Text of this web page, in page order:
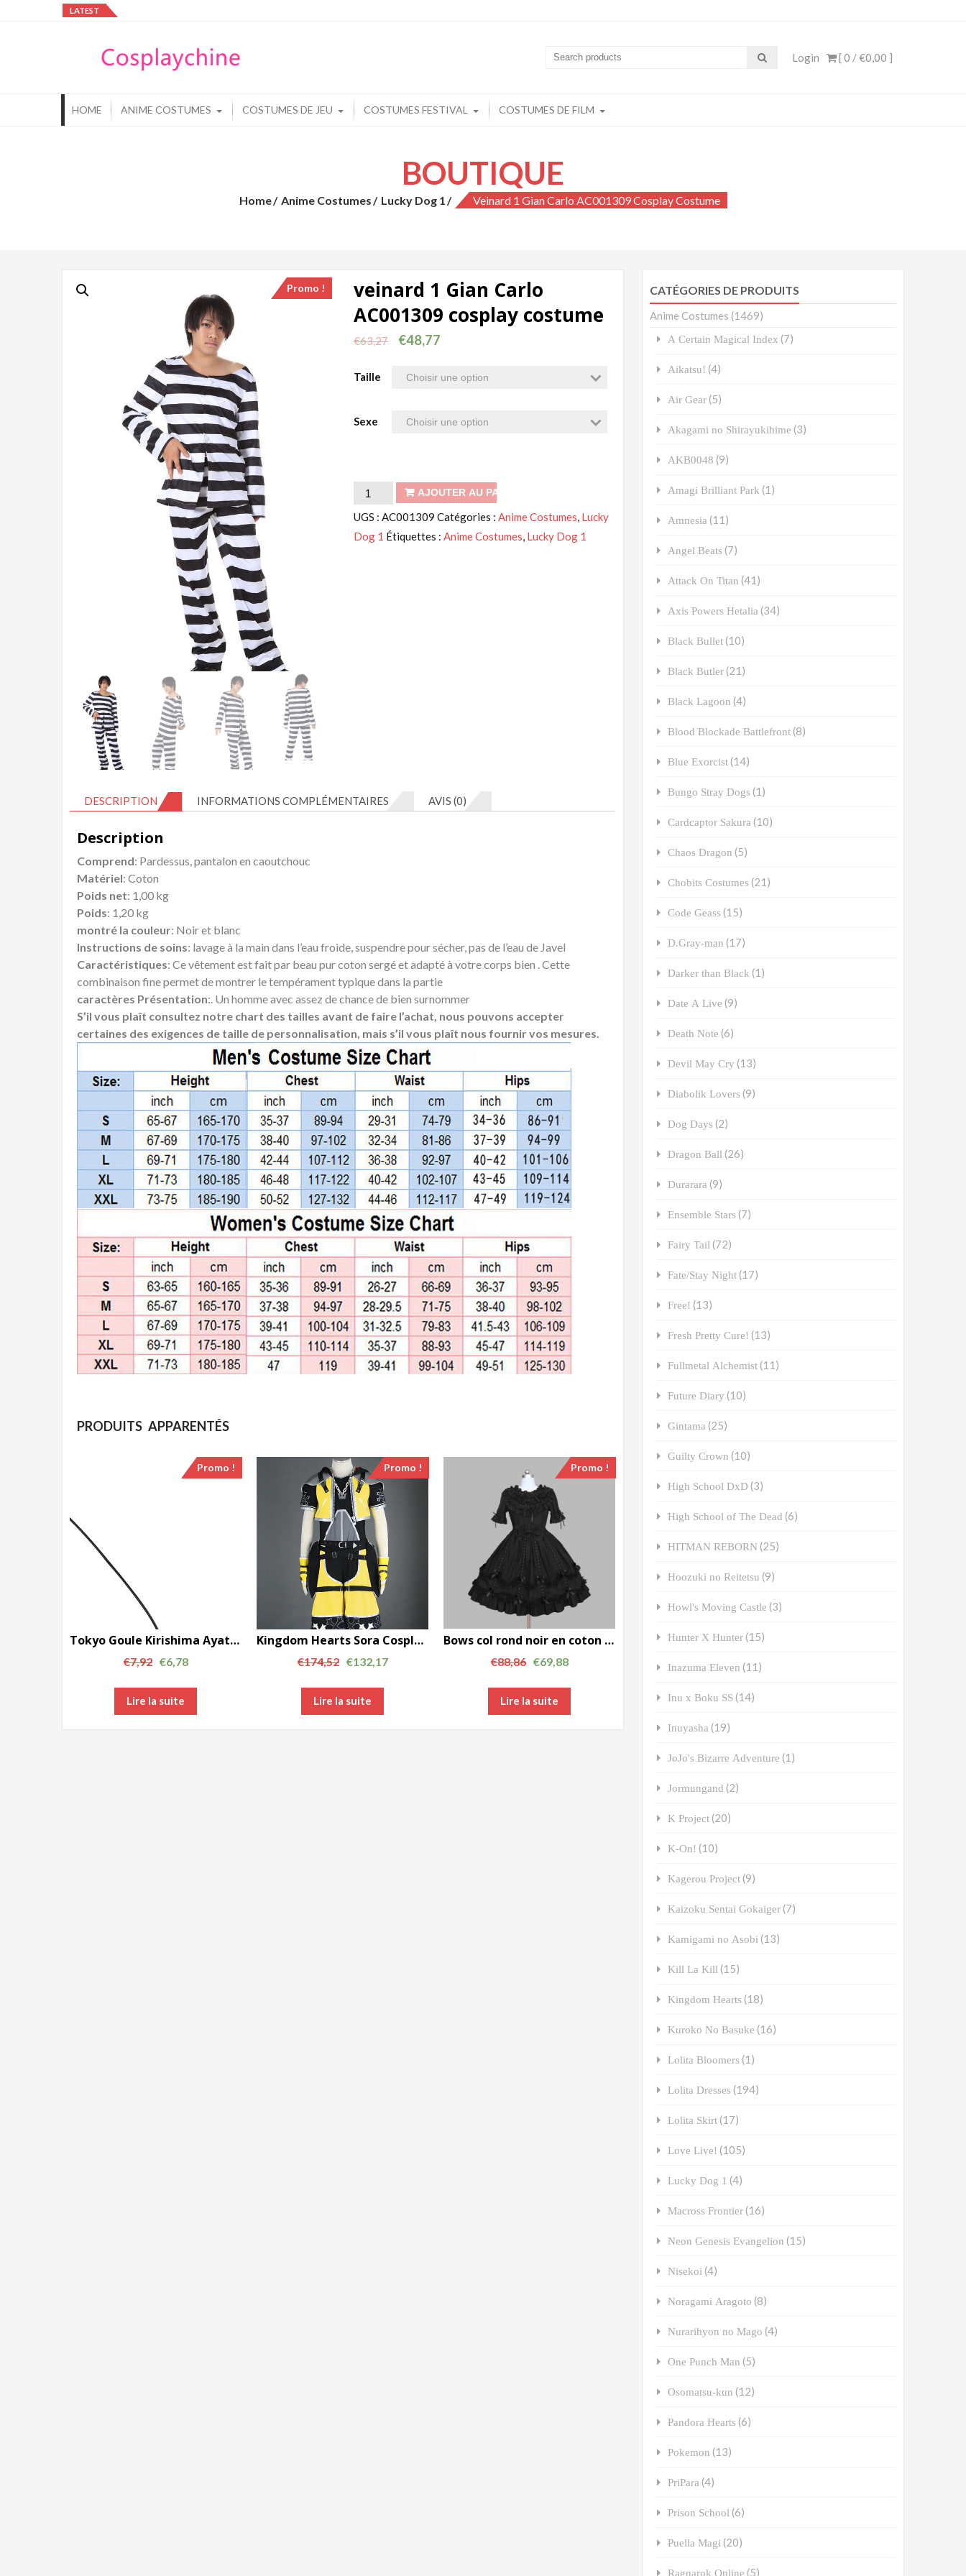
LATEST
[ 0 /€0,00 ]
Login
HOME ANIME COSTUMES COSTUMES DE JEU COSTUMES FESTIVAL COSTUMES DE FILM
BOUTIQUE
Home Anime Costumes Lucky Dog 1 Veinard 1 Gian Carlo AC001309 Cosplay Costume
Promo !
veinard 1 Gian Carlo
AC001309 cosplay costume
€63,27 €48,77
Taille
Sexe
quantité
de
veinard
AJOUTER AU PANIER
UGS :AC001309 Catégories :Anime Costumes, Lucky
Dog 1 Étiquettes :Anime Costumes, Lucky Dog 1
DESCRIPTION INFORMATIONS COMPLÉMENTAIRES AVIS (0)
Description
Comprend: Pardessus, pantalon en caoutchouc
Matériel: Coton
Poids net: 1,00 kg
Poids: 1,20 kg
montré la couleur: Noir et blanc
Instructions de soins: lavage à la main dans l’eau froide, suspendre pour sécher, pas de l’eau de Javel
Caractéristiques: Ce vêtement est fait par beau pur coton sergé et adapté à votre corps bien . Cette
combinaison fine permet de montrer le tempérament typique dans la partie
caractères Présentation:. Un homme avec assez de chance de bien surnommer
S’il vous plaît consultez notre chart des tailles avant de faire l’achat, nous pouvons accepter
certaines des exigences de taille de personnalisation, mais s’il vous plaît nous fournir vos mesures.
PRODUITS APPARENTÉS
Promo !
Tokyo Goule Kirishima Ayato Masque noir collier pendentif Accessoires Cosplay AC00372
€7,92 €6,78
Lire la suite
Promo !
Kingdom Hearts Sora Cosplay Costume Set 3pc version AC00712
€174,52 €132,17
Lire la suite
Promo !
Bows col rond noir en coton Robe Lolita gothique LD00294
€88,86 €69,88
Lire la suite
CATÉGORIES DE PRODUITS
Anime Costumes (1469)
A Certain Magical Index (7)
Aikatsu! (4)
Air Gear (5)
Akagami no Shirayukihime (3)
AKB0048 (9)
Amagi Brilliant Park (1)
Amnesia (11)
Angel Beats (7)
Attack On Titan (41)
Axis Powers Hetalia (34)
Black Bullet (10)
Black Butler (21)
Black Lagoon (4)
Blood Blockade Battlefront (8)
Blue Exorcist (14)
Bungo Stray Dogs (1)
Cardcaptor Sakura (10)
Chaos Dragon (5)
Chobits Costumes (21)
Code Geass (15)
D.Gray-man (17)
Darker than Black (1)
Date A Live (9)
Death Note (6)
Devil May Cry (13)
Diabolik Lovers (9)
Dog Days (2)
Dragon Ball (26)
Durarara (9)
Ensemble Stars (7)
Fairy Tail (72)
Fate/Stay Night (17)
Free! (13)
Fresh Pretty Cure! (13)
Fullmetal Alchemist (11)
Future Diary (10)
Gintama (25)
Guilty Crown (10)
High School DxD (3)
High School of The Dead (6)
HITMAN REBORN (25)
Hoozuki no Reitetsu (9)
Howl's Moving Castle (3)
Hunter X Hunter (15)
Inazuma Eleven (11)
Inu x Boku SS (14)
Inuyasha (19)
JoJo's Bizarre Adventure (1)
Jormungand (2)
K Project (20)
K-On! (10)
Kagerou Project (9)
Kaizoku Sentai Gokaiger (7)
Kamigami no Asobi (13)
Kill La Kill (15)
Kingdom Hearts (18)
Kuroko No Basuke (16)
Lolita Bloomers (1)
Lolita Dresses (194)
Lolita Skirt (17)
Love Live! (105)
Lucky Dog 1 (4)
Macross Frontier (16)
Neon Genesis Evangelion (15)
Nisekoi (4)
Noragami Aragoto (8)
Nurarihyon no Mago (4)
One Punch Man (5)
Osomatsu-kun (12)
Pandora Hearts (6)
Pokemon (13)
PriPara (4)
Prison School (6)
Puella Magi (20)
Ragnarok Online (5)